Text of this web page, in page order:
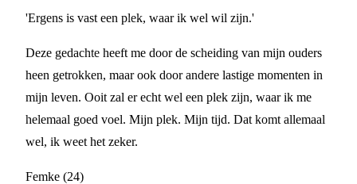
'Ergens is vast een plek, waar ik wel wil zijn.'
Deze gedachte heeft me door de scheiding van mijn ouders
heen getrokken, maar ook door andere lastige momenten in
mijn leven. Ooit zal er echt wel een plek zijn, waar ik me
helemaal goed voel. Mijn plek. Mijn tijd. Dat komt allemaal
wel, ik weet het zeker.
Femke (24)